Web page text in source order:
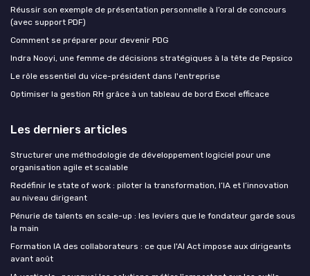
Réussir son exemple de présentation personnelle à l’oral de concours
(avec support PDF)
Comment se préparer pour devenir PDG
Indra Nooyi, une femme de décisions stratégiques à la tête de Pepsico
Le rôle essentiel du vice-président dans l'entreprise
Optimiser la gestion RH grâce à un tableau de bord Excel efficace
Les derniers articles
Structurer une méthodologie de développement logiciel pour une
organisation agile et scalable
Redéfinir le state of work : piloter la transformation, l’IA et l’innovation
au niveau dirigeant
Pénurie de talents en scale-up : les leviers que le fondateur garde sous
la main
Formation IA des collaborateurs : ce que l'AI Act impose aux dirigeants
avant août